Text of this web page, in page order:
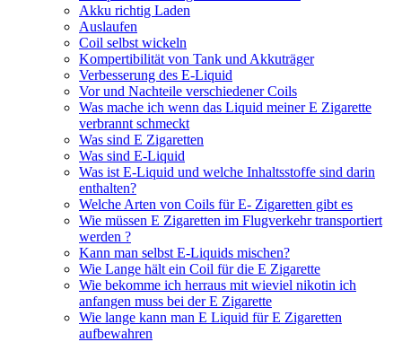
Akku richtig Laden
Auslaufen
Coil selbst wickeln
Kompertibilität von Tank und Akkuträger
Verbesserung des E-Liquid
Vor und Nachteile verschiedener Coils
Was mache ich wenn das Liquid meiner E Zigarette
verbrannt schmeckt
Was sind E Zigaretten
Was sind E-Liquid
Was ist E-Liquid und welche Inhaltsstoffe sind darin
enthalten?
Welche Arten von Coils für E- Zigaretten gibt es
Wie müssen E Zigaretten im Flugverkehr transportiert
werden ?
Kann man selbst E-Liquids mischen?
Wie Lange hält ein Coil für die E Zigarette
Wie bekomme ich herraus mit wieviel nikotin ich
anfangen muss bei der E Zigarette
Wie lange kann man E Liquid für E Zigaretten
aufbewahren